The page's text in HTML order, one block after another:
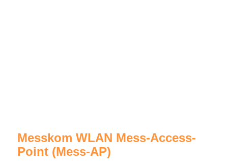
Messkom WLAN Mess-Access-
Point (Mess-AP)